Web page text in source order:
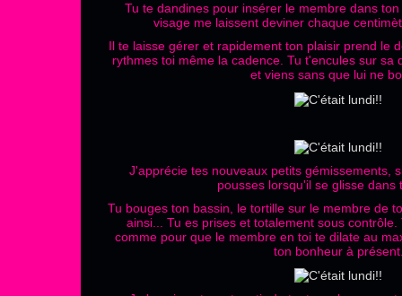
Tu te dandines pour insérer le membre dans
visage me laissent deviner chaque
Il te laisse gérer et rapidement ton plaisir prend le
rythmes toi même la cadence. Tu t'encules sur sa
et viens sans que lui ne
J'apprécie tes nouveaux petits gémissements,
pousses lorsqu'il se glisse dans
Tu bouges ton bassin, le tortille sur le membre de
ainsi... Tu es prises et totalement sous
comme pour que le membre en toi te dilate au
ton bonheur à